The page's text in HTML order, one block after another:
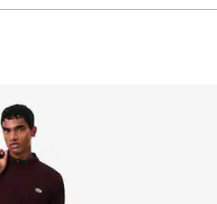
derecho
MEDIA MÁXIMO
EL EXCESO DE AGUA
de fabricación.